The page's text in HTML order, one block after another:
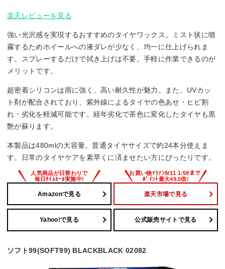
楽天レビューを見る
強い光沢感を実現するおすすめのタイヤワックス。ミスト状に噴
霧するためホイールへの液ダレが少なく、均一に仕上げられま
す。スプレーするだけで拭き上げは不要。手軽に作業できるのが
メリットです。
超密着シリコンは雨に強く、高い耐久性が魅力。また、UVカッ
ト剤が配合されており、紫外線によるタイヤの色あせ・ヒビ割
れ・劣化を軽減可能です。経年劣化で茶色に変化したタイヤも黒
艶が蘇ります。
本製品は480mlの大容量。普通タイヤサイズで約24本分使えま
す。日常のタイヤケアを素早くに済ませたい方にぴったりです。
Amazonで見る 楽天市場で見る
Yahoo!で見る 公式販売サイトで見る
ソフト99(SOFT99) BLACKBLACK 02082